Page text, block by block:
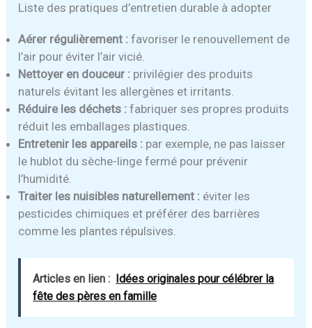
Liste des pratiques d’entretien durable à adopter
Aérer régulièrement : favoriser le renouvellement de
l’air pour éviter l’air vicié.
Nettoyer en douceur : privilégier des produits
naturels évitant les allergènes et irritants.
Réduire les déchets : fabriquer ses propres produits
réduit les emballages plastiques.
Entretenir les appareils : par exemple, ne pas laisser
le hublot du sèche-linge fermé pour prévenir
l’humidité.
Traiter les nuisibles naturellement : éviter les
pesticides chimiques et préférer des barrières
comme les plantes répulsives.
Articles en lien : Idées originales pour célébrer la
fête des pères en famille